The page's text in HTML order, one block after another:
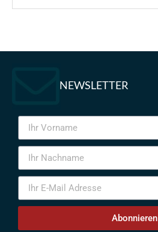
NEWSLETTER
Abonnieren